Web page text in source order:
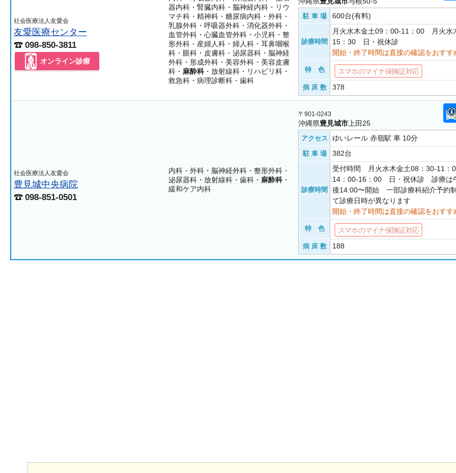
社会医療法人友愛会
友愛医療センター
098-850-3811
オンライン診療
器内科・腎臓内科・脳神経内科・リウ
マチ科・精神科・糖尿病内科・外科・
乳腺外科・呼吸器外科・消化器外科・
血管外科・心臓血管外科・小児科・整
形外科・産婦人科・婦人科・耳鼻咽喉
科・眼科・皮膚科・泌尿器科・脳神経
外科・形成外科・美容外科・美容皮膚
科・ 麻酔科・放射線科・リハビリ科・
救急科・病理診断科・歯科
駐 車 場 600台(有料)
診療時間
月火水木金土09：00-11：00 月火水
15：30 日・祝休診
開始・終了時間は直接の確認をおすす
特 色 スマホのマイナ保険証対応
病 床 数 378
社会医療法人友愛会
豊見城中央病院
098-851-0501
内科・外科・脳神経外科・整形外科・
泌尿器科・放射線科・歯科・ 麻酔科・
緩和ケア内科
〒901-0243
沖縄県豊見城市 上田25
アクセス ゆいレール 赤嶺駅 車 10分
駐 車 場 382台
診療時間
受付時間 月火水木金土08：30-11
14：00-16：00 日・祝休診 診療は
後14:00〜開始 一部診療科紹介予約
て診療日時が異なります
開始・終了時間は直接の確認をおすす
特 色 スマホのマイナ保険証対応
病 床 数 188